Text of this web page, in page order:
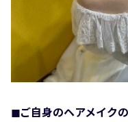
◼︎ご自身のヘアメイク